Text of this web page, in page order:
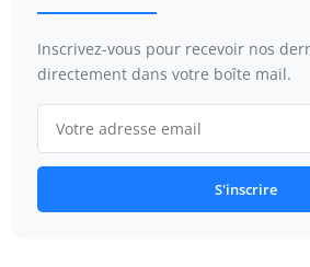
Inscrivez-vous pour recevoir nos
directement dans votre boîte mail.
S'inscrire